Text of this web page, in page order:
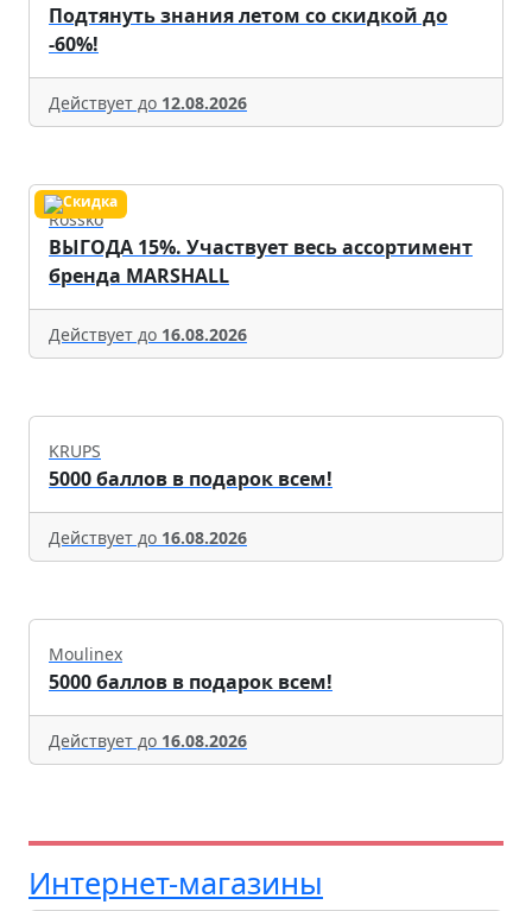
Подтянуть знания летом со скидкой до
-60%!
Действует до 12.08.2026
Rossko
ВЫГОДА 15%. Участвует весь ассортимент
бренда MARSHALL
Действует до 16.08.2026
KRUPS
5000 баллов в подарок всем!
Действует до 16.08.2026
Moulinex
5000 баллов в подарок всем!
Действует до 16.08.2026
Интернет-магазины